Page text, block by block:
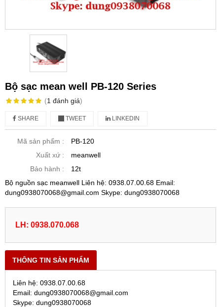
Bộ sạc mean well PB-120 Series
(1 đánh giá)
SHARE TWEET LINKEDIN
Mã sản phẩm :
PB-120
Xuất xứ :
meanwell
Bảo hành :
12t
Bộ nguồn sạc meanwell Liên hệ: 0938.07.00.68 Email:
dung0938070068@gmail.com Skype: dung0938070068
LH: 0938.070.068
THÔNG TIN SẢN PHẨM
Liên hệ: 0938.07.00.68
Email: dung0938070068@gmail.com
Skype: dung0938070068